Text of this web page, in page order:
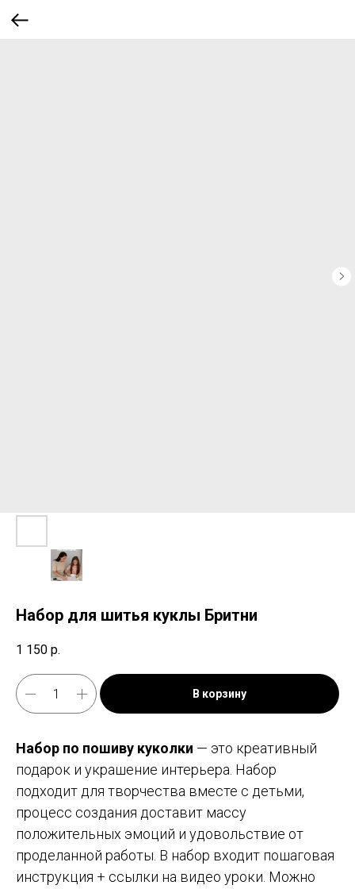
Набор для шитья куклы Бритни
1 150 р.
В корзину
Набор по пошиву куколки — это креативный
подарок и украшение интерьера. Набор
подходит для творчества вместе с детьми,
процесс создания доставит массу
положительных эмоций и удовольствие от
проделанной работы. В набор входит пошаговая
инструкция + ссылки на видео уроки. Можно